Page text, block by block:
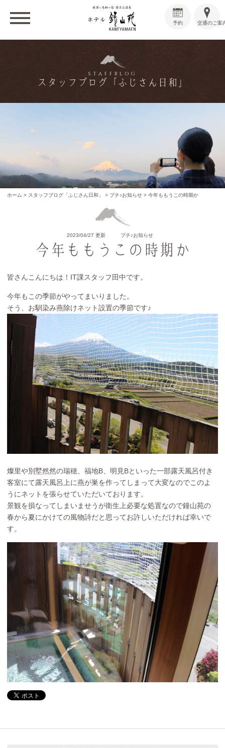
交通のご案
予約
STAFFBLOG
スタッフブログ「ふじさん日和」
ホーム > スタッフブログ「ふじさん日和」 > プチ♪お知らせ >今年ももうこの時期か
2023/04/27 更新 プチ♪お知らせ
今年ももうこの時期か
皆さんこんにちは！IT課スタッフ田中です。
今年もこの季節がやってまいりました。
そう、お馴染み燕除けネット設置の季節です♪
燦里や別墅然然の瑞穂、福地B、明見Bといった一部露天風呂付き
客室にて露天風呂上に燕が巣を作ってしまって大変なのでこのよ
うにネットを張らせていただいております。
景観を損なってしまいませうが衛生上必要な処置なので鐘山苑の
春から夏にかけての風物詩だと思ってお許しいただければ幸いで
す。